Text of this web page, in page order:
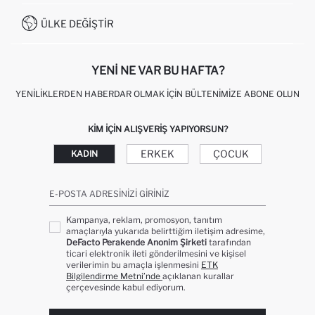
İŞLEM REHBERI
KAMPANYALAR
0850 333 22 86
ÜLKE DEĞIŞTIR
YENI NE VAR BU HAFTA?
YENILIKLERDEN HABERDAR OLMAK İÇIN BÜLTENIMIZE ABONE OLUN
KIM IÇIN ALIŞVERIŞ YAPIYORSUN?
KADIN ERKEK ÇOCUK
E-POSTA ADRESINIZI GIRINIZ
Kampanya, reklam, promosyon, tanıtım
amaçlarıyla yukarıda belirttiğim iletişim adresime,
DeFacto Perakende Anonim Şirketi tarafından
ticari elektronik ileti gönderilmesini ve kişisel
verilerimin bu amaçla işlenmesini ETK
Bilgilendirme Metni’nde açıklanan kurallar
çerçevesinde kabul ediyorum.